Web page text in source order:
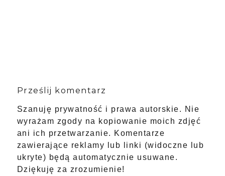
Prześlij komentarz
Szanuję prywatność i prawa autorskie. Nie
wyrażam zgody na kopiowanie moich zdjęć
ani ich przetwarzanie. Komentarze
zawierające reklamy lub linki (widoczne lub
ukryte) będą automatycznie usuwane.
Dziękuję za zrozumienie!